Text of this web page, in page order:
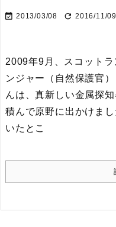
 2013/03/08  2016/11/09
2009年9月、スコット
ンジャー（自然保護官
んは、真新しい金属探
積んで原野に出かけま
いたとこ